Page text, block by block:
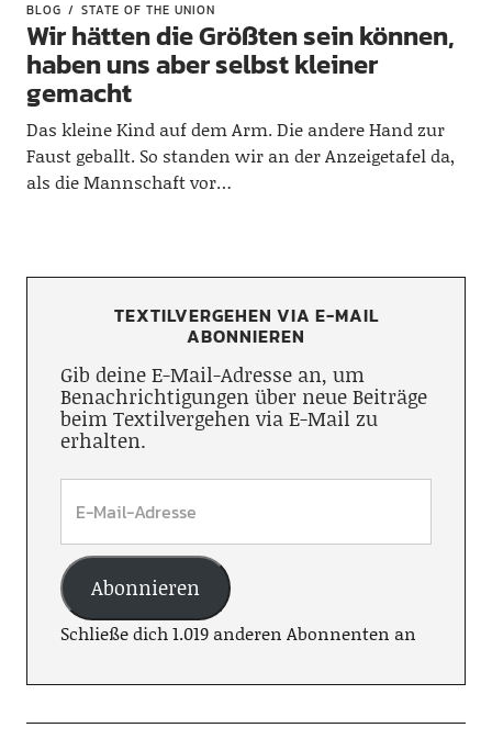
BLOG STATE OF THE UNION
Wir hätten die Größten sein können,
haben uns aber selbst kleiner
gemacht
Das kleine Kind auf dem Arm. Die andere Hand zur
Faust geballt. So standen wir an der Anzeigetafel da,
als die Mannschaft vor…
TEXTILVERGEHEN VIA E-MAIL
ABONNIEREN
Gib deine E-Mail-Adresse an, um
Benachrichtigungen über neue Beiträge
beim Textilvergehen via E-Mail zu
erhalten.
Abonnieren
Schließe dich 1.019 anderen Abonnenten an